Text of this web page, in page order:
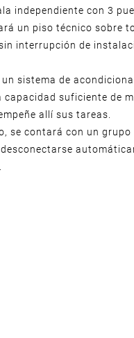
independiente con 3
un piso técnico sobre
interrupción de
sistema de
suficiente de
allí sus tareas.
se contará con un